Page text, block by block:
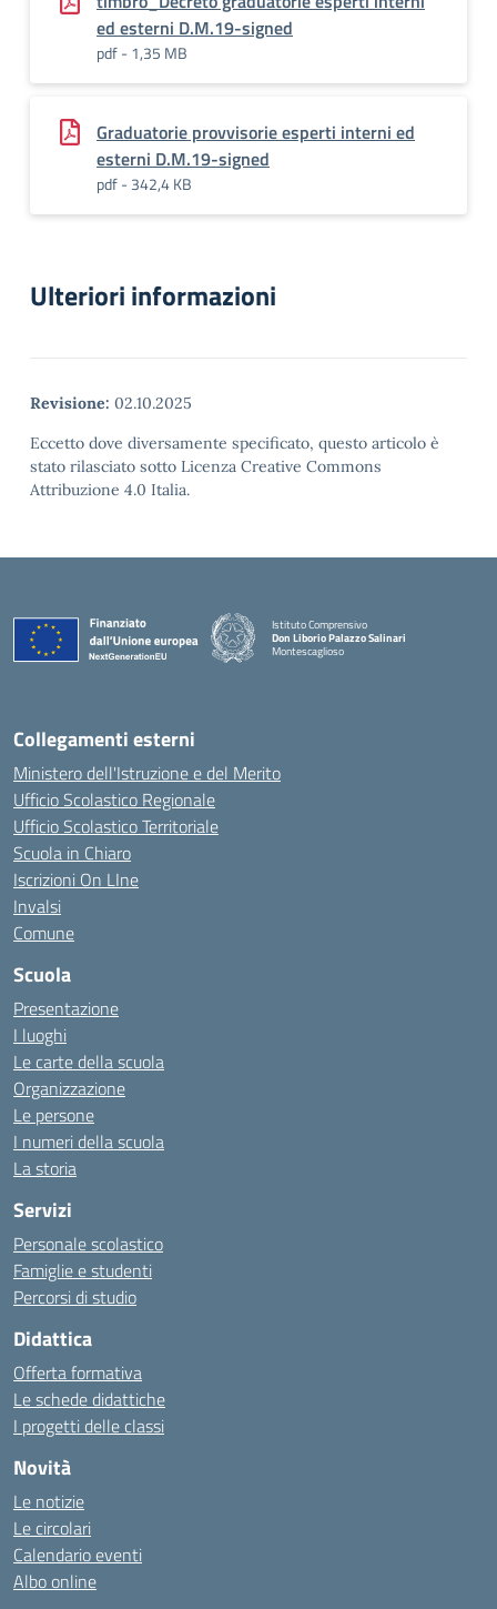
ed esterni D.M.19-signed
pdf - 1,35 MB
Graduatorie provvisorie esperti interni ed
esterni D.M.19-signed
pdf - 342,4 KB
Ulteriori informazioni
Revisione: 02.10.2025
Eccetto dove diversamente specificato, questo articolo è
stato rilasciato sotto Licenza Creative Commons
Attribuzione 4.0 Italia.
Istituto Comprensivo
Don Liborio Palazzo Salinari
Montescaglioso
Collegamenti esterni
Ministero dell'Istruzione e del Merito
Ufficio Scolastico Regionale
Ufficio Scolastico Territoriale
Scuola in Chiaro
Iscrizioni On LIne
Invalsi
Comune
Scuola
Presentazione
I luoghi
Le carte della scuola
Organizzazione
Le persone
I numeri della scuola
La storia
Servizi
Personale scolastico
Famiglie e studenti
Percorsi di studio
Didattica
Offerta formativa
Le schede didattiche
I progetti delle classi
Novità
Le notizie
Le circolari
Calendario eventi
Albo online